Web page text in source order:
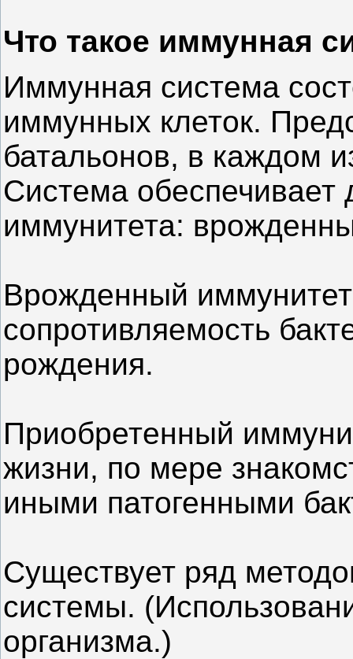
Что такое иммунная
Иммунная система
иммунных клеток.
батальонов, в каждом
Система обеспечивает
иммунитета:
Врожденный
сопротивляемость
рождения.
Приобретенный
жизни, по мере
иными патогенными
Существует ряд
системы.
организма.)